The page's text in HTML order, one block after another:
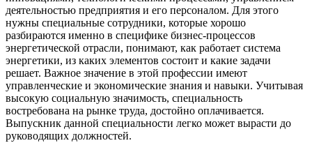
деятельностью предприятия и его персоналом. Для этого
нужны специальные сотрудники, которые хорошо
разбираются именно в специфике бизнес-процессов
энергетической отрасли, понимают, как работает система
энергетики, из каких элементов состоит и какие задачи
решает. Важное значение в этой профессии имеют
управленческие и экономические знания и навыки. Учитывая
высокую социальную значимость, специальность
востребована на рынке труда, достойно оплачивается.
Выпускник данной специальности легко может вырасти до
руководящих должностей.